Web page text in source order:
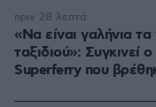
«Να είναι γαλήνια
ταξιδιού»: Συγκινεί
Superferry που
πριν 28 λεπτά